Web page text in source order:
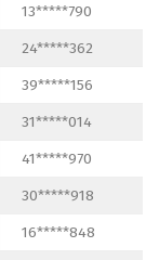
13*****790
24*****362
39*****156
31*****014
41*****970
30*****918
16*****848